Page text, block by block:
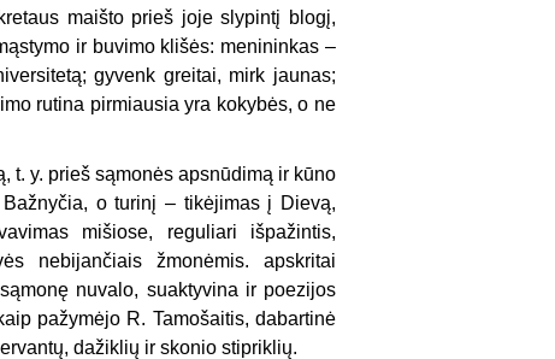
maišto prieš joje slypintį blogį,
ir buvimo klišės: menininkas –
gyvenk greitai, mirk jaunas;
rutina pirmiausia yra kokybės, o ne
t. y. prieš sąmonės apsnūdimą ir kūno
o turinį – tikėjimas į Dievą,
mišiose, reguliari išpažintis,
nebijančiais žmonėmis. apskritai
nuvalo, suaktyvina ir poezijos
pažymėjo R. Tamošaitis, dabartinė
dažiklių ir skonio stipriklių.